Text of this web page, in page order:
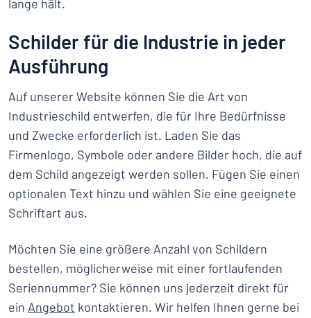
lange hält.
Schilder für die Industrie in jeder
Ausführung
Auf unserer Website können Sie die Art von
Industrieschild entwerfen, die für Ihre Bedürfnisse
und Zwecke erforderlich ist. Laden Sie das
Firmenlogo, Symbole oder andere Bilder hoch, die auf
dem Schild angezeigt werden sollen. Fügen Sie einen
optionalen Text hinzu und wählen Sie eine geeignete
Schriftart aus.
Möchten Sie eine größere Anzahl von Schildern
bestellen, möglicherweise mit einer fortlaufenden
Seriennummer? Sie können uns jederzeit direkt für
ein Angebot kontaktieren. Wir helfen Ihnen gerne bei